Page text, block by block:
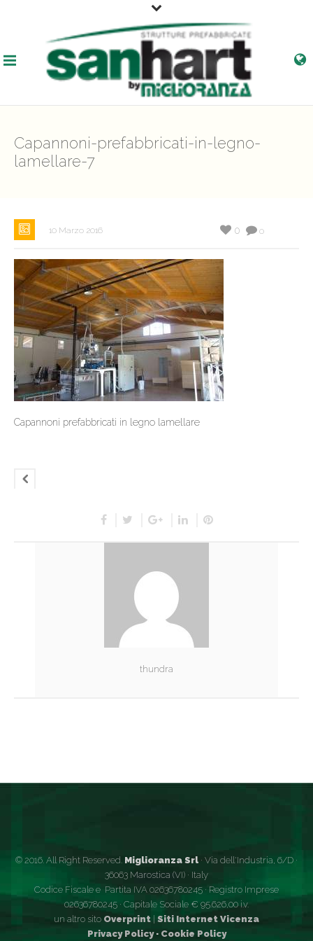
Capannoni-prefabbricati-in-legno-
lamellare-7
10 Marzo 2016 0
0
Capannoni prefabbricati in legno lamellare
thundra
© 2016. All Right Reserved. Miglioranza Srl · Via dell'Industria, 6/D ·
36063 Marostica (VI) · Italy
Codice Fiscale e Partita IVA 02636780245 · Registro Imprese
02636780245 · Capitale Sociale € 95.626,00 i.v.
un altro sito Overprint Siti Internet Vicenza
Privacy Policy · Cookie Policy